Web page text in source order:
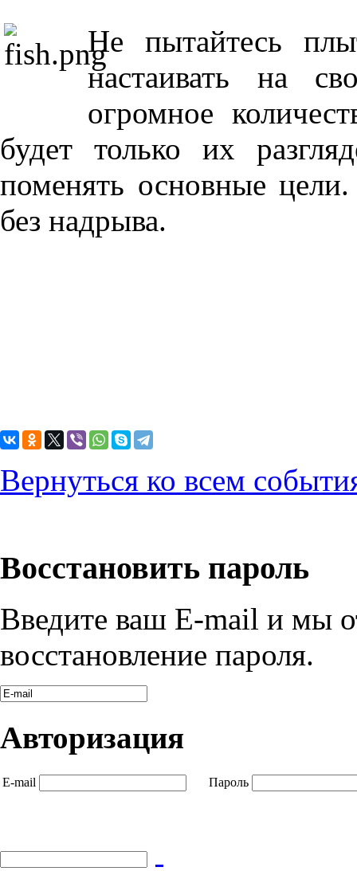
Не пытайтесь
настаивать на
огромное
будет только их
поменять основные
без надрыва.
Вернуться ко всем
Восстановить пароль
Введите ваш E-mail и мы
восстановление пароля.
Авторизация
E-mail Пароль